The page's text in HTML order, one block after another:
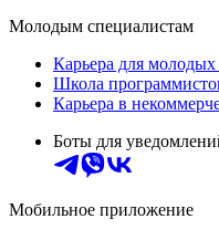
Молодым специалистам
Карьера для молодых
Школа
Карьера в
Боты для
Мобильное приложение